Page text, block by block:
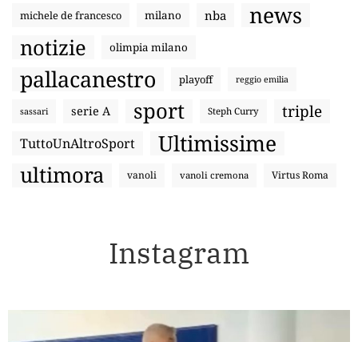
michele de francesco milano nba news
notizie olimpia milano
pallacanestro playoff reggio emilia
sassari serie A sport Steph Curry triple
TuttoUnAltroSport Ultimissime
ultimora vanoli vanoli cremona Virtus Roma
Instagram